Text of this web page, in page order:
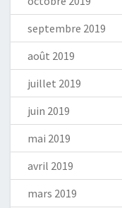
septembre 2019
août 2019
juillet 2019
juin 2019
mai 2019
avril 2019
mars 2019